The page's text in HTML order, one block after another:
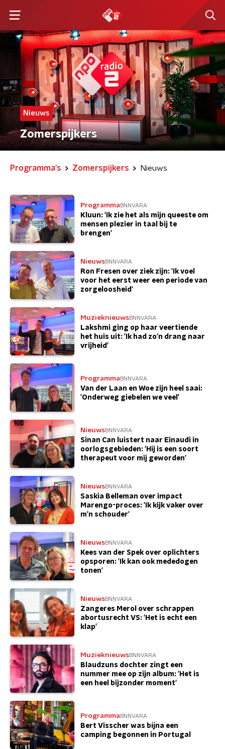
Nieuws
Zomerspijkers
Programma's Zomerspijkers Nieuws
ProgrammaBNNVARA
Kluun: 'Ik zie het als mijn queeste om
mensen plezier in taal bij te
brengen'
NieuwsBNNVARA
Ron Fresen over ziek zijn: 'Ik voel
voor het eerst weer een periode van
zorgeloosheid'
MuzieknieuwsBNNVARA
Lakshmi ging op haar veertiende
het huis uit: 'Ik had zo'n drang naar
vrijheid'
ProgrammaBNNVARA
Van der Laan en Woe zijn heel saai:
'Onderweg giebelen we veel'
NieuwsBNNVARA
Sinan Can luistert naar Einaudi in
oorlogsgebieden: 'Hij is een soort
therapeut voor mij geworden'
NieuwsBNNVARA
Saskia Belleman over impact
Marengo-proces: 'Ik kijk vaker over
m'n schouder'
NieuwsBNNVARA
Kees van der Spek over oplichters
opsporen: 'Ik kan ook mededogen
tonen'
NieuwsBNNVARA
Zangeres Merol over schrappen
abortusrecht VS: 'Het is echt een
klap'
MuzieknieuwsBNNVARA
Blaudzuns dochter zingt een
nummer mee op zijn album: 'Het is
een heel bijzonder moment'
ProgrammaBNNVARA
Bert Visscher was bíjna een
camping begonnen in Portugal